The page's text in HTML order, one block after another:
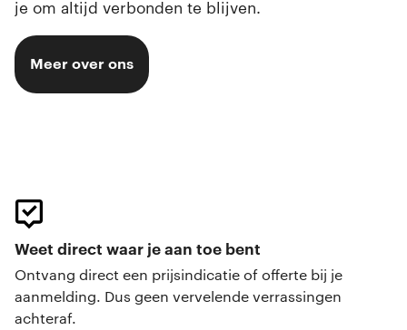
je om altijd verbonden te blijven.
Meer over ons
Weet direct waar je aan toe bent
Ontvang direct een prijsindicatie of offerte bij je
aanmelding. Dus geen vervelende verrassingen
achteraf.